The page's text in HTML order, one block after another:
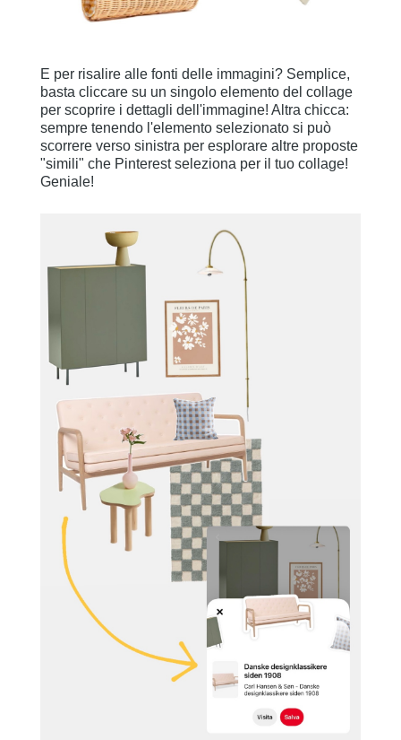
E per risalire alle fonti delle immagini? Semplice,
basta cliccare su un singolo elemento del collage
per scoprire i dettagli dell'immagine! Altra chicca:
sempre tenendo l'elemento selezionato si può
scorrere verso sinistra per esplorare altre proposte
"simili" che Pinterest seleziona per il tuo collage!
Geniale!